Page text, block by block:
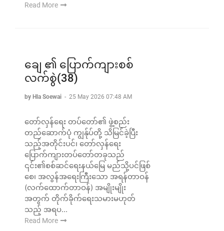
Read More
ချေ ၏ ပြောက်ကျားစစ်
လက်စွဲ(38)
by Hla Soewai - 25 May 2026 07:48 AM
တော်လှန်ရေး တပ်တော်၏ ဖွဲ့စည်း
တည်ဆောက်ပုံ ကျွန်ုပ်တို့ သိမြင်ခဲ့ပြီး
သည့်အတိုင်းပင်၊ တော်လှန်ရေး
ပြောက်ကျားတပ်တော်တခုသည်
၎င်း၏စစ်ဆင်ရေးနယ်မြေ မည်သို့ပင်ဖြစ်
စေ၊ အလွန်အရေးကြီးသော အရန်တာဝန်
(လက်ထောက်တာဝန်) အမျိုးမျိုး
အတွက် တိုက်ခိုက်ရေးသမားမဟုတ်
သည့် အရပ...
Read More